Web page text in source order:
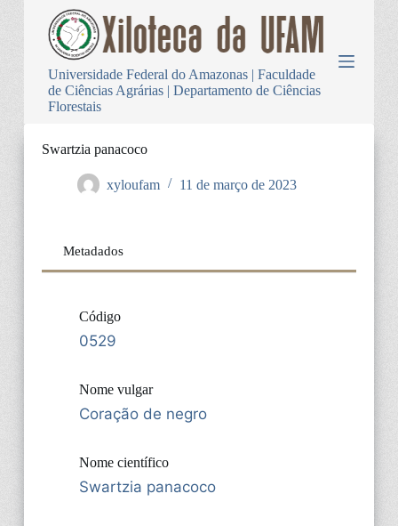
Universidade Federal do Amazonas | Faculdade
de Ciências Agrárias | Departamento de Ciências
Florestais
Swartzia panacoco
xyloufam 11 de março de 2023
Metadados
Código
0529
Nome vulgar
Coração de negro
Nome científico
Swartzia panacoco